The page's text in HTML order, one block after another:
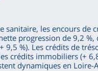
sanitaire, les encours de
progression de 9,2
9,5 %). Les crédits de
crédits immobiliers (+
dynamiques en